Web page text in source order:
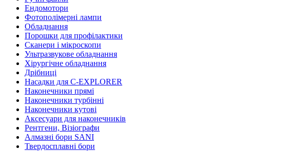
Ендомотори
Фотополімерні лампи
Обладнання
Порошки для профілактики
Сканери і мікроскопи
Ультразвукове обладнання
Хірургічне обладнання
Дрібниці
Насадки для C-EXPLORER
Наконечники прямі
Наконечники турбінні
Наконечники кутові
Аксесуари для наконечників
Рентгени, Візіографи
Алмазні бори SANI
Твердосплавні бори